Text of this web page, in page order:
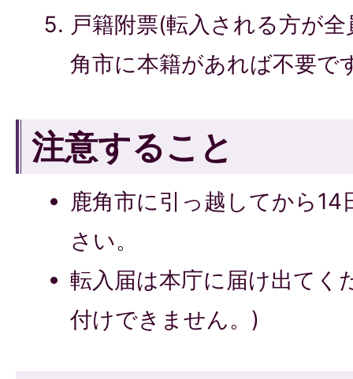
戸籍附票(転入される方が
角市に本籍があれば不要で
注意すること
鹿角市に引っ越してから
さい。
転入届は本庁に届け出てく
付けできません。)